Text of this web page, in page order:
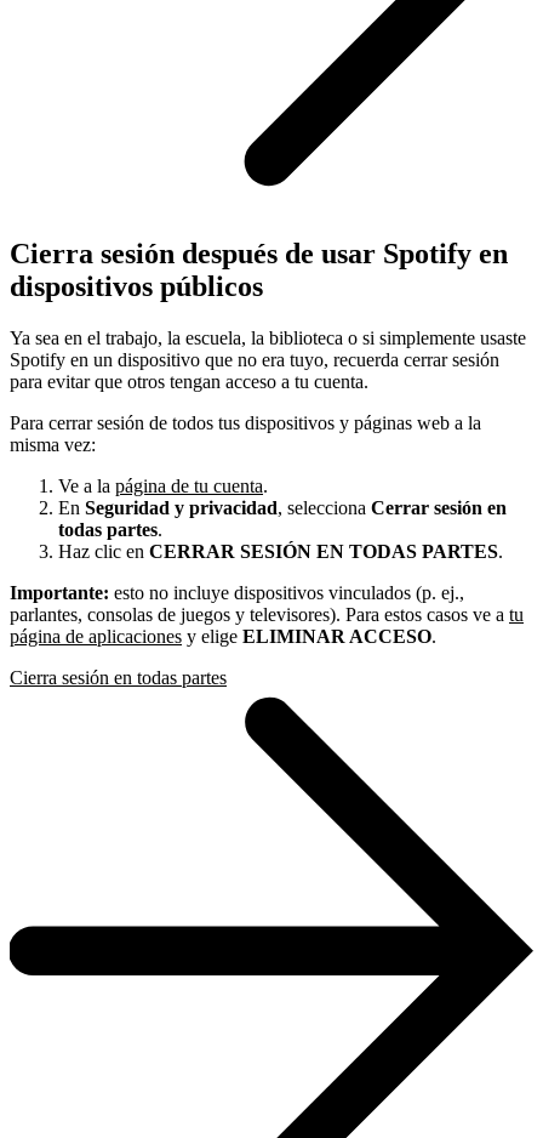
Cierra sesión después de usar Spotify en
dispositivos públicos
Ya sea en el trabajo, la escuela, la biblioteca o si simplemente usaste
Spotify en un dispositivo que no era tuyo, recuerda cerrar sesión
para evitar que otros tengan acceso a tu cuenta.
Para cerrar sesión de todos tus dispositivos y páginas web a la
misma vez:
Ve a la página de tu cuenta.
En Seguridad y privacidad, selecciona Cerrar sesión en
todas partes.
Haz clic en CERRAR SESIÓN EN TODAS PARTES.
Importante: esto no incluye dispositivos vinculados (p. ej.,
parlantes, consolas de juegos y televisores). Para estos casos ve a tu
página de aplicaciones y elige ELIMINAR ACCESO.
Cierra sesión en todas partes